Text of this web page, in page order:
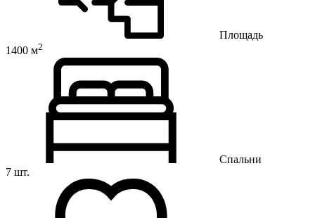
Площадь
1400 м2
Спальни
7 шт.